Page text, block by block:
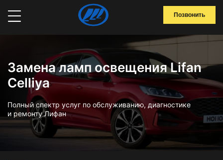
Позвонить
Замена ламп освещения Lifan
Celliya
Полный спектр услуг по обслуживанию, диагностике
и ремонту Лифан